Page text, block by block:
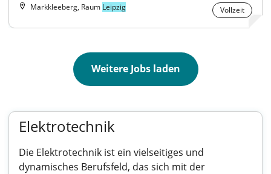
Markkleeberg, Raum Leipzig Vollzeit
Weitere Jobs laden
Elektrotechnik
Die Elektrotechnik ist ein vielseitiges und
dynamisches Berufsfeld, das sich mit der